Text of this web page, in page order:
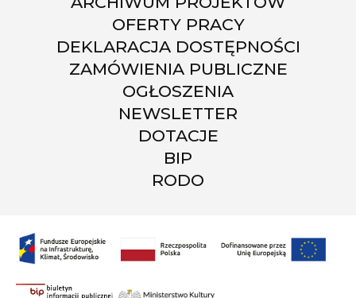
OFERTY PRACY
DEKLARACJA DOSTĘPNOŚCI
ZAMÓWIENIA PUBLICZNE
OGŁOSZENIA
NEWSLETTER
DOTACJE
BIP
RODO